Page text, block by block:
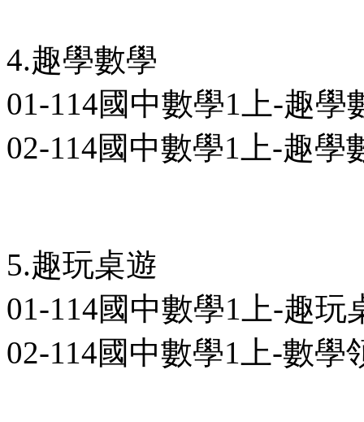
4.趣學數學
01-114國中數學1上-趣學
02-114國中數學1上-趣學
5.趣玩桌遊
01-114國中數學1上-趣玩
02-114國中數學1上-數學